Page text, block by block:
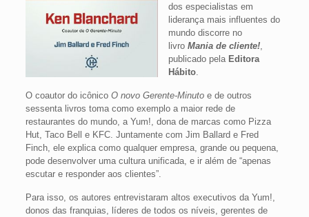
dos especialistas em
liderança mais influentes do
mundo discorre no
livro Mania de cliente!,
publicado pela Editora
Hábito.
O coautor do icônico O novo Gerente-Minutoe de outros
sessenta livros toma como exemplo a maior rede de
restaurantes do mundo, a Yum!, dona de marcas como Pizza
Hut, Taco Bell e KFC. Juntamente com Jim Ballard e Fred
Finch, ele explica como qualquer empresa, grande ou pequena,
pode desenvolver uma cultura unificada, e ir além de “apenas
escutar e responder aos clientes”.
Para isso, os autores entrevistaram altos executivos da Yum!,
donos das franquias, líderes de todos os níveis, gerentes de